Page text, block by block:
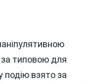
типовою для
подію взято за